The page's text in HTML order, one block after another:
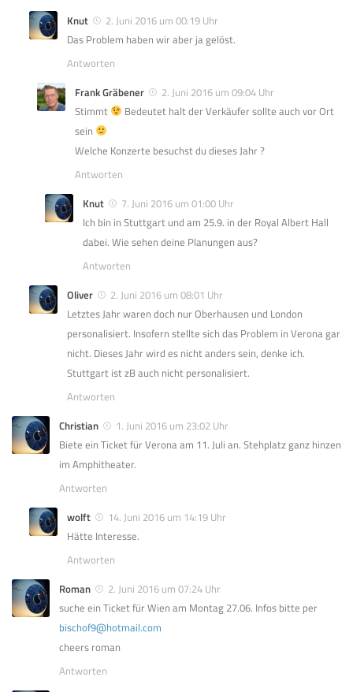
Knut
2. Juni 2016 um 00:19 Uhr
Das Problem haben wir aber ja gelöst.
Antworten
Frank Gräbener
2. Juni 2016 um 09:04 Uhr
Stimmt
Bedeutet halt der Verkäufer sollte auch vor Ort
sein
Welche Konzerte besuchst du dieses Jahr ?
Antworten
Knut
7. Juni 2016 um 01:00 Uhr
Ich bin in Stuttgart und am 25.9. in der Royal Albert Hall
dabei. Wie sehen deine Planungen aus?
Antworten
Oliver
2. Juni 2016 um 08:01 Uhr
Letztes Jahr waren doch nur Oberhausen und London
personalisiert. Insofern stellte sich das Problem in Verona gar
nicht. Dieses Jahr wird es nicht anders sein, denke ich.
Stuttgart ist zB auch nicht personalisiert.
Antworten
Christian
1. Juni 2016 um 23:02 Uhr
Biete ein Ticket für Verona am 11. Juli an. Stehplatz ganz hinzen
im Amphitheater.
Antworten
wolft
14. Juni 2016 um 14:19 Uhr
Hätte Interesse.
Antworten
Roman
2. Juni 2016 um 07:24 Uhr
suche ein Ticket für Wien am Montag 27.06. Infos bitte per
bischof9@hotmail.com
cheers roman
Antworten